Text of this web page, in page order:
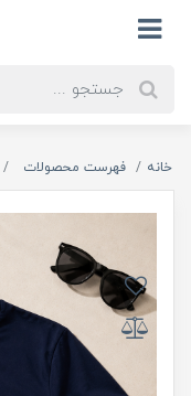
خانه فهرست محصولات